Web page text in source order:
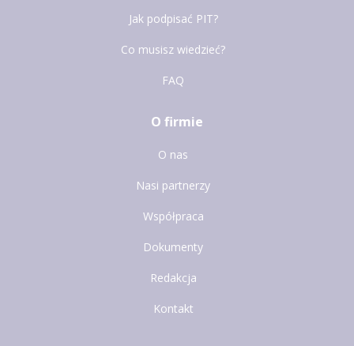
Jak podpisać PIT?
Co musisz wiedzieć?
FAQ
O firmie
O nas
Nasi partnerzy
Współpraca
Dokumenty
Redakcja
Kontakt